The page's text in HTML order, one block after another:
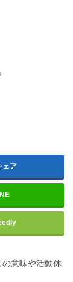
ェア
意味や活動休